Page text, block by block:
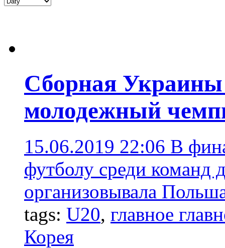
Сборная
молодежный
15.06.2019 22:06 В
футболу среди команд
организовывала
tags: U20, главное
Корея